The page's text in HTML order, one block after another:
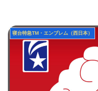
寝台特急TM・エンブレム（西日本）